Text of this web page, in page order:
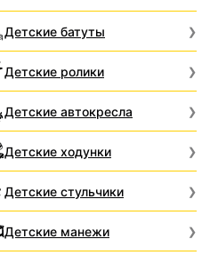
Детские батуты
Детские ролики
Детские автокресла
Детские ходунки
Детские стульчики
Детские манежи